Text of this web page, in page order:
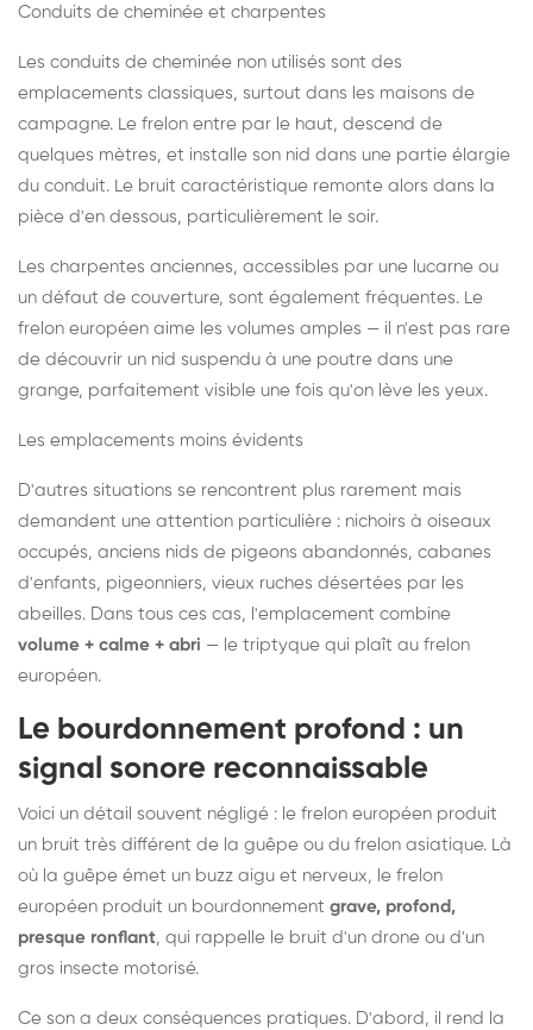
Conduits de cheminée et charpentes
Les conduits de cheminée non utilisés sont des
emplacements classiques, surtout dans les maisons de
campagne. Le frelon entre par le haut, descend de
quelques mètres, et installe son nid dans une partie élargie
du conduit. Le bruit caractéristique remonte alors dans la
pièce d'en dessous, particulièrement le soir.
Les charpentes anciennes, accessibles par une lucarne ou
un défaut de couverture, sont également fréquentes. Le
frelon européen aime les volumes amples — il n'est pas rare
de découvrir un nid suspendu à une poutre dans une
grange, parfaitement visible une fois qu'on lève les yeux.
Les emplacements moins évidents
D'autres situations se rencontrent plus rarement mais
demandent une attention particulière : nichoirs à oiseaux
occupés, anciens nids de pigeons abandonnés, cabanes
d'enfants, pigeonniers, vieux ruches désertées par les
abeilles. Dans tous ces cas, l'emplacement combine
volume + calme + abri — le triptyque qui plaît au frelon
européen.
Le bourdonnement profond : un
signal sonore reconnaissable
Voici un détail souvent négligé : le frelon européen produit
un bruit très différent de la guêpe ou du frelon asiatique. Là
où la guêpe émet un buzz aigu et nerveux, le frelon
européen produit un bourdonnement grave, profond,
presque ronflant, qui rappelle le bruit d'un drone ou d'un
gros insecte motorisé.
Ce son a deux conséquences pratiques. D'abord, il rend la